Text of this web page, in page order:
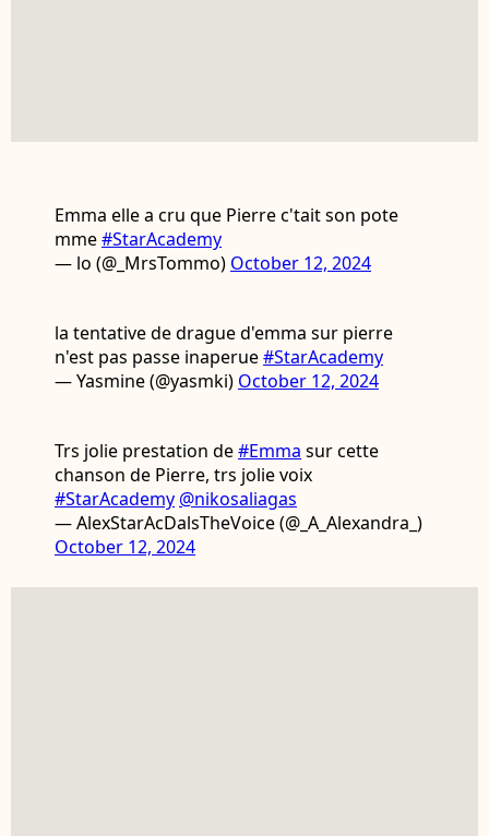
Emma elle a cru que Pierre c'tait son pote
mme#StarAcademy
— lo (@_MrsTommo) October 12, 2024
la tentative de drague d'emma sur pierre
n'est pas passe inaperue#StarAcademy
— Yasmine (@yasmki) October 12, 2024
Trs jolie prestation de#Emma sur cette
chanson de Pierre, trs jolie voix
#StarAcademy @nikosaliagas
— AlexStarAcDalsTheVoice (@_A_Alexandra_)
October 12, 2024